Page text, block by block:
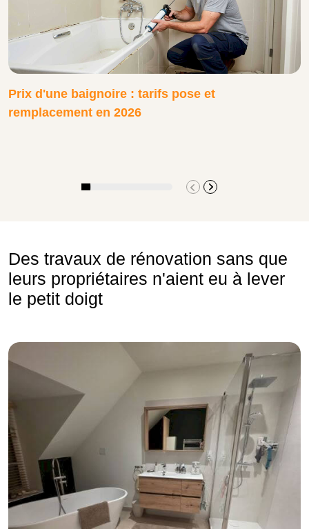
Prix d'une baignoire : tarifs pose et
remplacement en 2026
Des travaux de rénovation sans que
leurs propriétaires n'aient eu à lever
le petit doigt